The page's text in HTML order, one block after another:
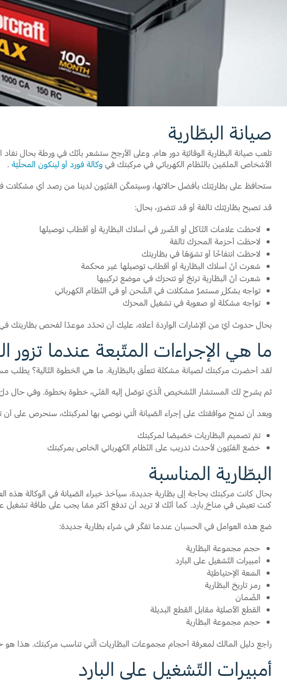
Arab Emirates
قطع غيار فورد الأصلية
موتوركرافت
قطع مقلدة
اتصل بنا
البحث عن الوكيل
صيانة البطّارية
تلعب صيانة البطّارية الوقائيّة دور هام. وعلى الأرجح ستشعر بأنّك في ورطة بحال
الأشخاص الملمّين بالنّظام الكهربائي في مركبتك في وكالة فورد أو لينكون المحلّيّة .
ستحافظ على بطّاريّتك بأفضل حالاتها، وسيتمكّن الفنّيّون لدينا من رصد أي مشكلات
قد تصبح بطّاريّتك تالفة أو قد تتضرّر، بحال:
لاحظت علامات التّآكل أو الضّرر في أسلاك البطّارية أو أقطاب توصيلها
لاحظت أحزمة المحرّك تالفة
لاحظت انتفاخًا أو تشوّهًا في بطّاريتك
شعرت أنّ أسلاك البطّارية أو أقطاب توصيلها غير محكمة
شعرت أنّ البطّارية ترتجّ أو تتحرّك في موضع تركيبها
تواجه بشكلٍ مستمرٍّ مشكلات في الشّحن أو في النّظام الكهربائي
تواجه مشكلة أو صعوبة في تشغيل المحرّك
بحال حدوث أيّ من الإشارات الواردة أعلاه، عليك أن تحدّد موعدًا لفحص بطّاريتك في
ما هي الإجراءات المتّبعة عندما تزور
لقد أحضرت مركبتك لصيانة مشكلة تتعلّق بالبطّارية. ما هي الخطوة التّالية؟ يطلب
ثم يشرح لك المستشار التّشخيص الّذي توصّل إليه الفنّي، خطوة بخطوة. وفي حال دلّ
وبعد أن تمنح موافقتك على إجراء الصّيانة الّتي نوصي بها لمركبتك، سنحرص على
تمّ تصميم البطّاريات خصّيصًا لمركبتك
خضع الفنّيّون لأحدث تدريب على النّظام الكهربائي الخاص بمركبتك
البطّارية المناسبة
بحال كانت مركبتك بحاجة إلى بطّارية جديدة، سيأخذ خبراء الصّيانة في الوكالة
كنت تعيش في مناخٍ بارد. كما أنّك لا تريد أن تدفع أكثر ممّا يجب على طاقة تشغيل
ضع هذه العوامل في الحسبان عندما تفكّر في شراء بطّارية جديدة:
حجم مجموعة البطّارية
أمبيرات التّشغيل على البارد
السّعة الإحتياطيّة
رمز تاريخ البطّارية
الضّمان
القطع الأصليّة مقابل القطع البديلة
حجم مجموعة البطّارية
راجع دليل المالك لمعرفة أحجام مجموعات البطّاريات الّتي تناسب مركبتك. هذا
أمبيرات التّشغيل على البارد